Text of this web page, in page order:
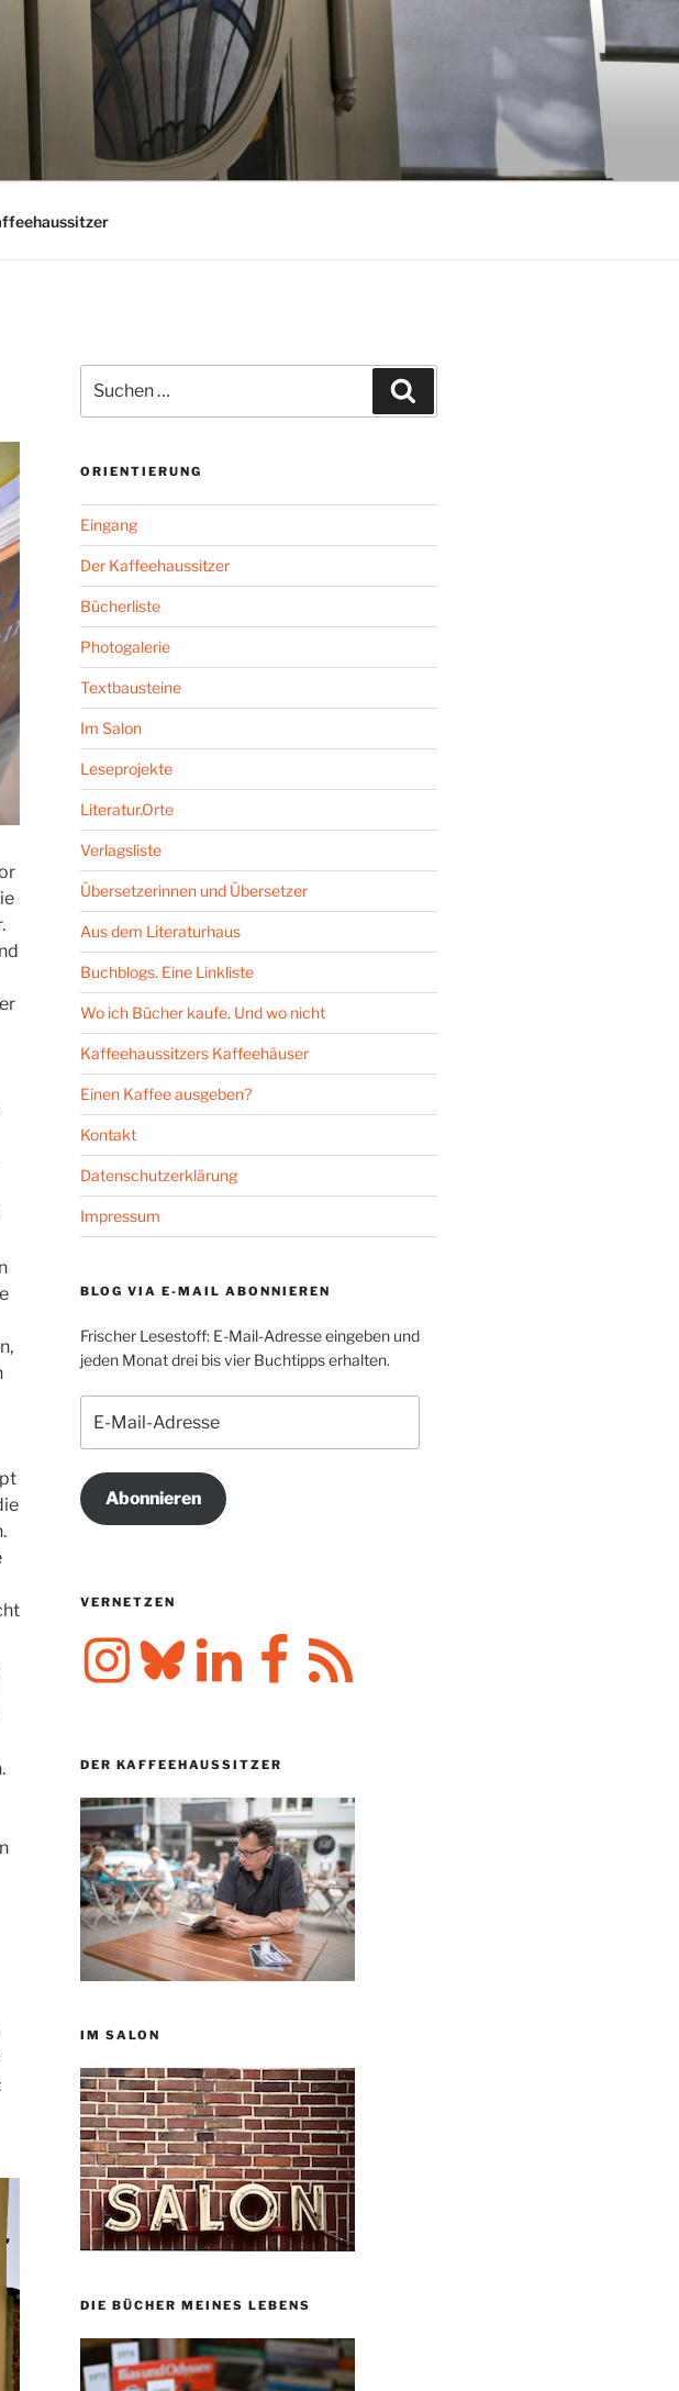
nach:
ORIENTIERUNG
Eingang
Der Kaffeehaussitzer
Bücherliste
Photogalerie
Textbausteine
Im Salon
Leseprojekte
Literatur.Orte
Verlagsliste
Übersetzerinnen und Übersetzer
Aus dem Literaturhaus
Buchblogs. Eine Linkliste
Wo ich Bücher kaufe. Und wo nicht
Kaffeehaussitzers Kaffeehäuser
Einen Kaffee ausgeben?
Kontakt
Datenschutzerklärung
Impressum
BLOG VIA E-MAIL ABONNIEREN
Frischer Lesestoff: E-Mail-Adresse eingeben und
jeden Monat drei bis vier Buchtipps erhalten.
Mail-
Adresse
Abonnieren
VERNETZEN
InstagramBluesky LinkedIn FacebookRSS-
Feed
DER KAFFEEHAUSSITZER
IM SALON
DIE BÜCHER MEINES LEBENS